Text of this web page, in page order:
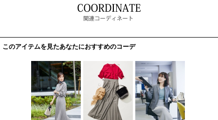
このアイテムを見たあなたにおすすめのコーデ